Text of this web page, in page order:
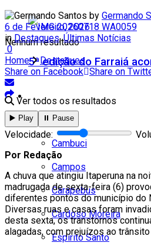
5ª edição do Farraiá
Cidades
Todos
Cambuci
Campos
Carapebus
Cardoso Moreira
Espírito Santo
Nenhum resultado
Ver todos os resultados
by Germando
6 de Fevereiro, 2026
in Destaques,Últimas Notícias
0
Home
Destaques
Share on Facebook Share on
▶️ Play ⏸️ Pause
Velocidade:
Por Redação
A chuva que atingiu Itaperuna na
madrugada de sexta-feira (6)
diferentes pontos do município do
Diversas ruas e casas foram
desta sexta, os transtornos
alagadas, com prejuízos ao